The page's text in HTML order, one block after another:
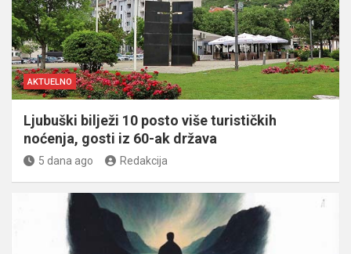
AKTUELNO
Ljubuški bilježi 10 posto više turističkih
noćenja, gosti iz 60-ak država
5 dana ago Redakcija